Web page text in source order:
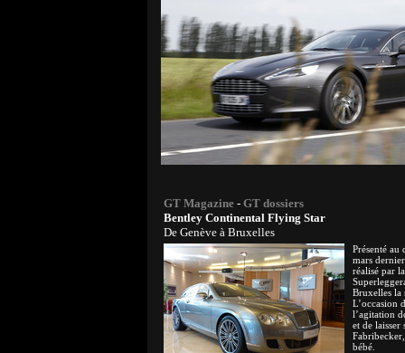
GT Magazine - GT dossiers
Bentley Continental Flying Star
De Genève à Bruxelles
Présenté au
mars
réalisé par
Bruxelles la
L’occasion
l’agitation
et de laisser
bébé.